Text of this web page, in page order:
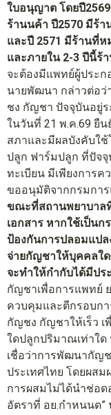
ใบอนุญาต โดยปี
ร้านนค้า ปี2570 มีร้
และปี 2571 มีร้านที่
และภายใน 2-3 ปีนี้ร้
จะต้องมีแพทย์ผู้ประก
นายพัฒนา กล่าวต่อ
ชง กัญชา ปัจจุบันอยู่
ในวันที่ 21 พ.ค.69 ยืน
สภาและมีผลบังคับใช้
ปลูก ฟาร์มปลูก ที่ปัจจุ
ทะเบียน มีเพียงการ
ขออนุมัติจากกรมกา
ขณะที่สถานพยาบาล
เอกสาร หากใช้เป็นก
ป้องกันการปลอมแป
จ่ายกัญชาให้บุคคลใด
จะทำให้กำกับได้มีปร
กัญชาเพื่อการแพทย์
ควบคุมและตีกรอบก
กัญชง กัญชาให้เร็ว
ใดปลูกปริมาณเท่าใ
เชื่อว่าการพัฒนากัญช
ประเทศไทย โดยผส
การผสมไม่ได้นำช่อ
อัตราที่ อย.กำหนนด